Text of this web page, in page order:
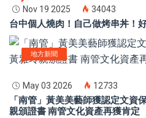
Nov 19 2025 34043
台中個人燒肉！自己做烤串丼！
地方新聞
May 03 2026 12733
「南管」黃美美藝師獲認定文資
親頒證書 南管文化資產再獲肯定